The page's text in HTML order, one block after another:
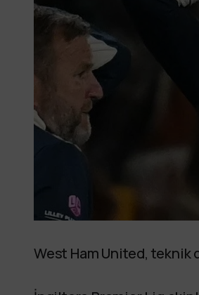
West Ham United, teknik